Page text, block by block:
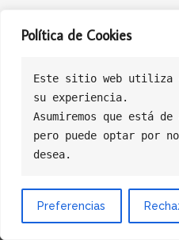
Política de Cookies
Este sitio web utiliza
su experiencia.
Asumiremos que está
pero puede optar por
desea.
Preferencias
Politica de Privacidad
© Copyright